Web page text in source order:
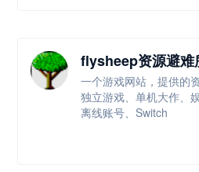
flysheep资源避难
一个游戏网站，提供的
独立游戏、单机大作、
离线账号、Switch